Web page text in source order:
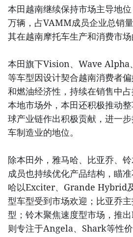
本田越南继续保持市场主导地
万辆，占VAMM成员企业总销
其在越南摩托车生产和消费市场
本田旗下Vision、Wave Alpha
等车型因设计契合越南消费者
和燃油经济性，持续在销售中
本地市场外，本田还积极推动
球产业链作出积极贡献，进一
车制造业的地位。
除本田外，雅马哈、比亚乔、
成员也持续优化产品结构，瞄
哈以Exciter、Grande Hybrid
型车型受到市场欢迎；比亚乔
型；铃木聚焦速度型市场，推
则专注于Angela、Shark等性